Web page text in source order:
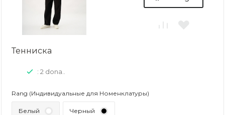
Тенниска
: 2 dona..
Rang (Индивидуальные для Номенклатуры)
Белый Черный